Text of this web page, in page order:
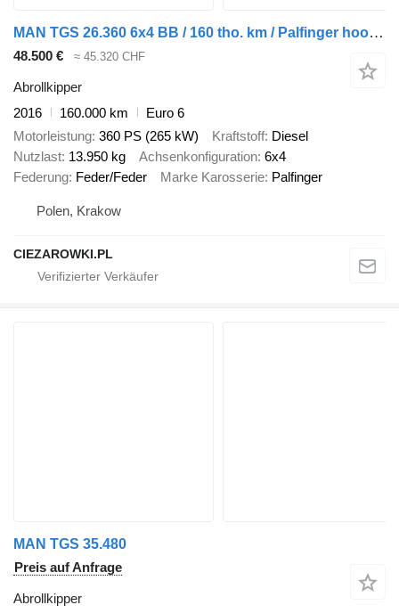
MAN TGS 26.360 6x4 BB / 160 tho. km / Palfinger hooklift
48.500 € ≈ 45.320 CHF
Abrollkipper
2016
160.000 km
Euro 6
Motorleistung 360 PS (265 kW) Kraftstoff Diesel
Nutzlast 13.950 kg Achsenkonfiguration 6x4
Federung Feder/Feder Marke Karosserie Palfinger
Polen, Krakow
CIEZAROWKI.PL
MAN TGS 35.480
Preis auf Anfrage
Abrollkipper